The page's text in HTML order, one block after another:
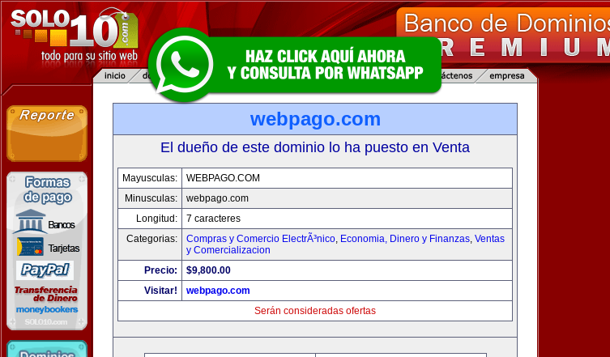
webpago.com
El dueño de este dominio lo ha puesto en Venta
Mayusculas:
WEBPAGO.COM
Minusculas:
webpago.com
Longitud:
7 caracteres
Categorias:
Compras y Comercio ElectrÃ³nico, Economia, Dinero y Finanzas, Ventas
y Comercializacion
Precio:
$9,800.00
Visitar!
webpago.com
Serán consideradas ofertas